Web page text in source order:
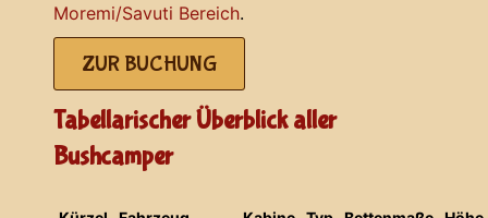
Moremi/Savuti Bereich.
ZUR BUCHUNG
Tabellarischer Überblick aller
Bushcamper